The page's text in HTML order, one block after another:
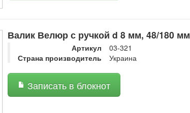
Валик Велюр с ручкой d 8 мм, 48/180 мм
Артикул
03-321
Страна производитель
Украина
Записать в блокнот